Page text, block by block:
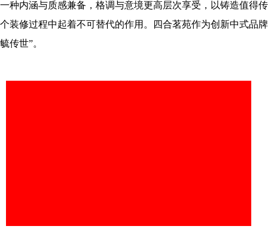
一种内涵与质感兼备，格调与意境更高层次享受，以铸造值得
个装修过程中起着不可替代的作用。四合茗苑作为创新中式品
毓传世”。